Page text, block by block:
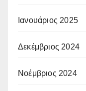
Ιανουάριος 2025
Δεκέμβριος 2024
Νοέμβριος 2024